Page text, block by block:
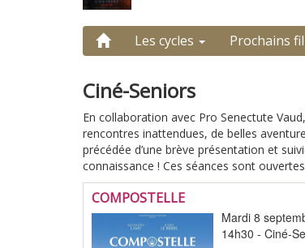
Les cycles Prochains
Ciné-Seniors
En collaboration avec Pro Senectute
rencontres inattendues, de belles
précédée d’une brève présentation et
connaissance ! Ces séances sont
COMPOSTELLE
Mardi 8
14h30 - Ciné-